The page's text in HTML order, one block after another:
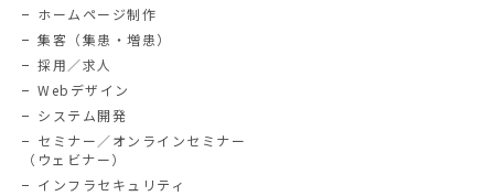
ホームページ制作
集客（集患・増患）
採用／求人
Webデザイン
システム開発
セミナー／オンラインセミナー
（ウェビナー）
インフラセキュリティ